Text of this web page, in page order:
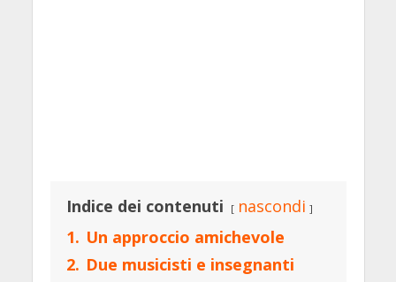
Indice dei contenuti
nascondi
1. Un approccio amichevole
2. Due musicisti e insegnanti